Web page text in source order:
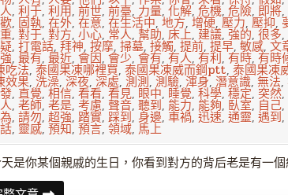
, 利于, 利用, 前世, 前臺, 力量, 化解, 危機, 危險, 即將,
, 固執, 在外, 在意, 在生活中, 地方,增硬,壓力,壓抑,
, 對于, 對方, 小心, 常人,幫助, 床上,建議, 強的, 很多,
, 打電話,拜神, 按摩, 掃墓,接觸, 提前, 提早,敏感,文
, 最有,最近,會因,會少, 會有,有人,有利,有時,有時
吃法,泰國果凍哪裡買, 泰國果凍威而鋼ptt,泰國果凍
效果, 洗澡,深夜,深處, 測測,測驗,渾身, 潛意識,無法,
,直覺,相信, 看看,看見,眼中,睡覺, 科學,穩定, 突然,
, 老師, 老是, 考慮, 聲音, 聽到, 能力, 能夠, 臥室, 自己,
, 請勿, 超強, 踏實, 踩到, 身邊, 車禍, 迅速, 通靈, 遇到,
, 靈感, 預知, 預言, 領域, 馬上
是你某個親戚的生日，你看到對方的背后老是有一